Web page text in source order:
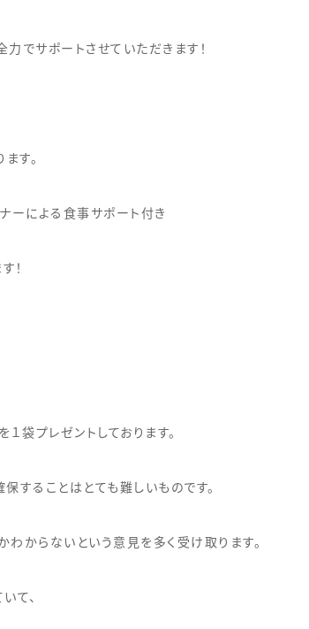
でサポートさせていただきます！
す。
ーによる食事サポート付き
！
袋プレゼントしております。
することはとても難しいものです。
からないという意見を多く受け取ります。
て、